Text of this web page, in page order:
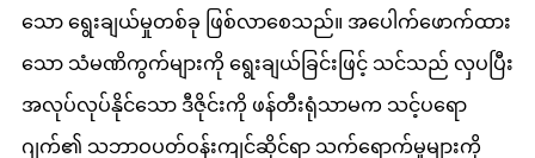
သော ရွေးချယ်မှုတစ်ခု ဖြစ်လာစေသည်။ အပေါက်ဖောက်ထား
သော သံမဏိကွက်များကို ရွေးချယ်ခြင်းဖြင့် သင်သည် လှပပြီး
အလုပ်လုပ်နိုင်သော ဒီဇိုင်းကို ဖန်တီးရုံသာမက သင့်ပရော
ဂျက်၏ သဘာဝပတ်ဝန်းကျင်ဆိုင်ရာ သက်ရောက်မှုများကို